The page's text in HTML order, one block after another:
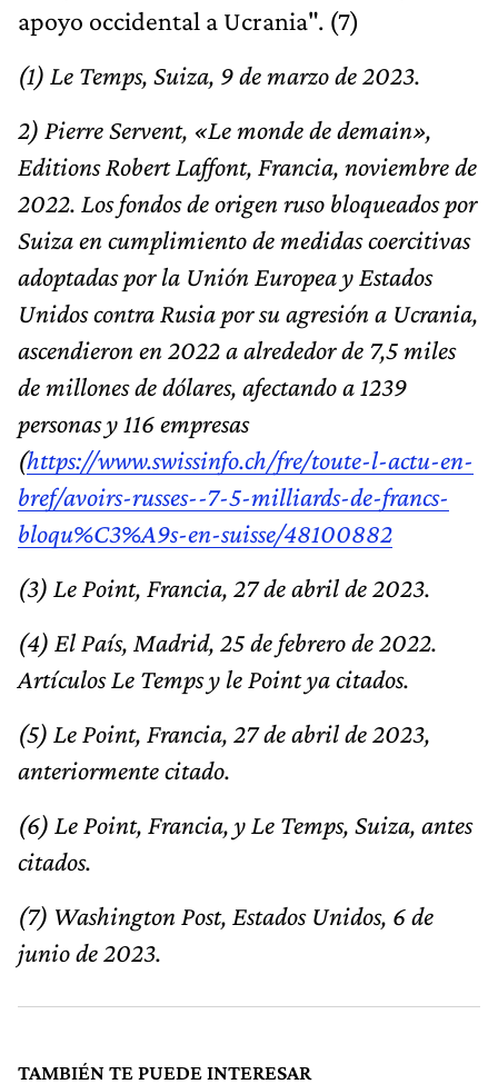
apoyo occidental a Ucrania". (7)
(1) Le Temps, Suiza, 9 de marzo de 2023.
2) Pierre Servent, «Le monde de demain»,
Editions Robert Laffont, Francia, noviembre de
2022. Los fondos de origen ruso bloqueados por
Suiza en cumplimiento de medidas coercitivas
adoptadas por la Unión Europea y Estados
Unidos contra Rusia por su agresión a Ucrania,
ascendieron en 2022 a alrededor de 7,5 miles
de millones de dólares, afectando a 1239
personas y 116 empresas
(https://www.swissinfo.ch/fre/toute-l-actu-en-
bref/avoirs-russes--7-5-milliards-de-francs-
bloqu%C3%A9s-en-suisse/48100882
(3) Le Point, Francia, 27 de abril de 2023.
(4) El País, Madrid, 25 de febrero de 2022.
Artículos Le Temps y le Point ya citados.
(5) Le Point, Francia, 27 de abril de 2023,
anteriormente citado.
(6) Le Point, Francia, y Le Temps, Suiza, antes
citados.
(7) Washington Post, Estados Unidos, 6 de
junio de 2023.
TAMBIÉN TE PUEDE INTERESAR